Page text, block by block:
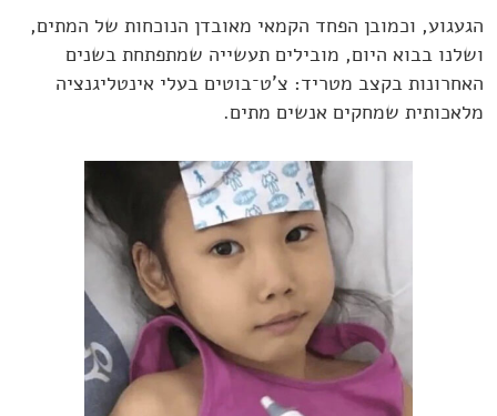
הגעגוע, וכמובן הפחד הקמאי מאובדן הנוכחות של המתים,
ושלנו בבוא היום, מובילים תעשייה שמתפתחת בשנים
האחרונות בקצב מטריד: צ'ט־בוטים בעלי אינטליגנציה
מלאכותית שמחקים אנשים מתים.